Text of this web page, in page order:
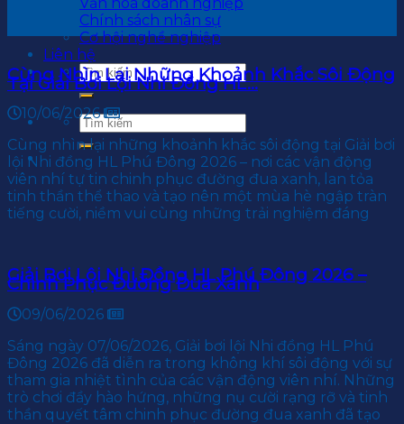
Chính sách nhân sự
Cơ hội nghề nghiệp
Liên hệ
Cùng Nhìn Lại Những Khoảnh Khắc Sôi Động
Tại Giải Bơi Lội Nhi Đồng HL...
10/06/2026
Cùng nhìn lại những khoảnh khắc sôi động tại Giải bơi
lội Nhi đồng HL Phú Đông 2026 – nơi các vận động
viên nhí tự tin chinh phục đường đua xanh, lan tỏa
tinh thần thể thao và tạo nên một mùa hè ngập tràn
tiếng cười, niềm vui cùng những trải nghiệm đáng
Giải Bơi Lội Nhi Đồng HL Phú Đông 2026 –
Chinh Phục Đường Đua Xanh
09/06/2026
Sáng ngày 07/06/2026, Giải bơi lội Nhi đồng HL Phú
Đông 2026 đã diễn ra trong không khí sôi động với sự
tham gia nhiệt tình của các vận động viên nhí. Những
trò chơi đầy hào hứng, những nụ cười rạng rỡ và tinh
thần quyết tâm chinh phục đường đua xanh đã tạo